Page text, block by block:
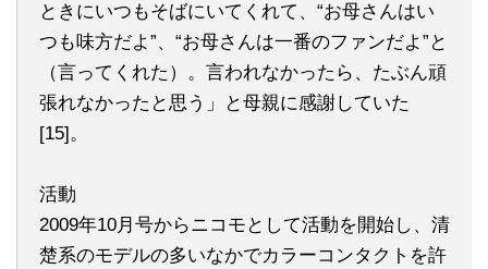
ときにいつもそばにいてくれて、“お母さんはい
つも味方だよ”、“お母さんは一番のファンだよ”と
（言ってくれた）。言われなかったら、たぶん頑
張れなかったと思う」と母親に感謝していた
[15]。
活動
2009年10月号からニコモとして活動を開始し、清
楚系のモデルの多いなかでカラーコンタクトを許